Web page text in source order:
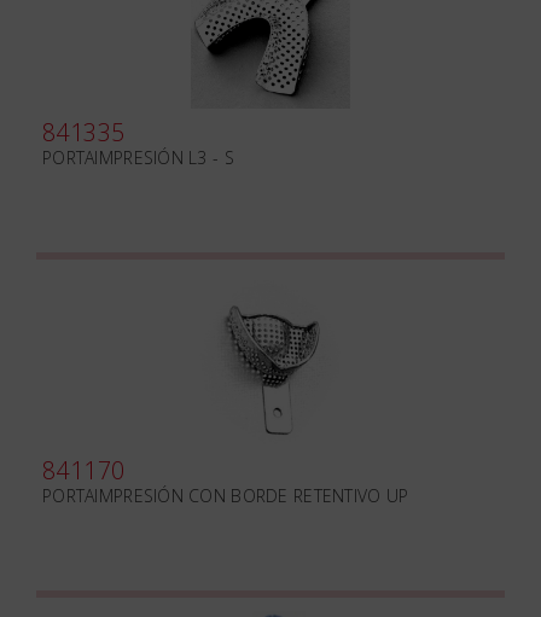
841335
PORTAIMPRESIÓN L3 - S
841170
PORTAIMPRESIÓN CON BORDE RETENTIVO UP